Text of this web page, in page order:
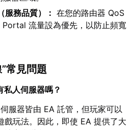
服務品質）： 在您的路由器 QoS
流量設為優先，以防止頻寬
常見問題
人伺服器嗎？
服器皆由 EA 託管，但玩家可以
戲玩法。因此，即使 EA 提供了大